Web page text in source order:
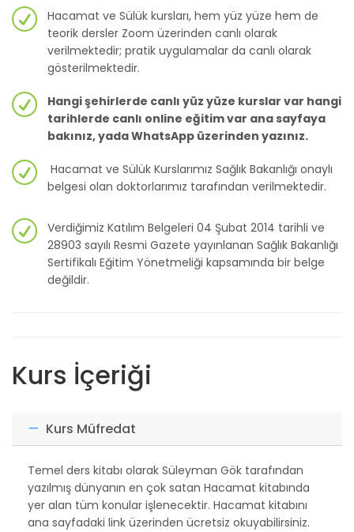
Hacamat ve Sülük kursları, hem yüz yüze hem de
teorik dersler Zoom üzerinden canlı olarak
verilmektedir; pratik uygulamalar da canlı olarak
gösterilmektedir.
Hangi şehirlerde canlı yüz yüze kurslar var hangi
tarihlerde canlı online eğitim var ana sayfaya
bakınız, yada WhatsApp üzerinden yazınız.
Hacamat ve Sülük Kurslarımız Sağlık Bakanlığı onaylı
belgesi olan doktorlarımız tarafından verilmektedir.
Verdiğimiz Katılım Belgeleri 04 Şubat 2014 tarihli ve
28903 sayılı Resmi Gazete yayınlanan Sağlık Bakanlığı
Sertifikalı Eğitim Yönetmeliği kapsamında bir belge
değildir.
Kurs İçeriği
Kurs Müfredat
Temel ders kitabı olarak Süleyman Gök tarafından
yazılmış dünyanın en çok satan Hacamat kitabında
yer alan tüm konular işlenecektir. Hacamat kitabını
ana sayfadaki link üzerinden ücretsiz okuyabilirsiniz.